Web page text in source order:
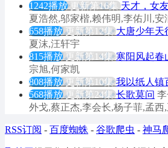
1242播放 更新第16集 天才，女
夏浩然,邬家楷,赖伟明,李佑川,安
658播放 更新第12集 大唐少年天
夏沫,汪轩宇
815播放 更新第14集 寒阳风起春
宗旭,何家凯
808播放 更新第10集 我以纸人镇
568播放 更新第24集 长歌莫问
外戈,蔡正杰,李会长,杨子菲,孟西
RSS订阅 - 百度蜘蛛 - 谷歌爬虫 - 神马